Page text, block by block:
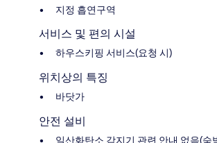
지정 흡연구역
서비스 및 편의 시설
하우스키핑 서비스(요청 시)
위치상의 특징
바닷가
안전 설비
일산화탄소 감지기 관련 안내 없음(숙